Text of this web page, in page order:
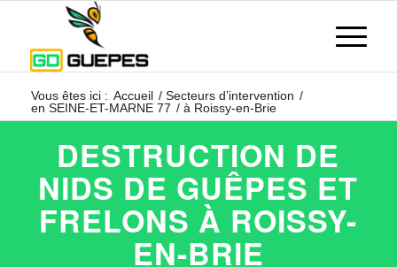
Vous êtes ici : Accueil / Secteurs d’intervention /
en SEINE-ET-MARNE 77 / à Roissy-en-Brie
DESTRUCTION DE
NIDS DE GUÊPES ET
FRELONS À ROISSY-
EN-BRIE